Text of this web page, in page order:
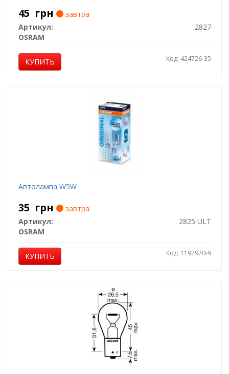
45 грн
завтра
Артикул:
2827
OSRAM
КУПИТЬ Код: 424726-35
Автолампа W5W
35 грн
завтра
Артикул:
2825 ULT
OSRAM
КУПИТЬ Код: 1192970-9